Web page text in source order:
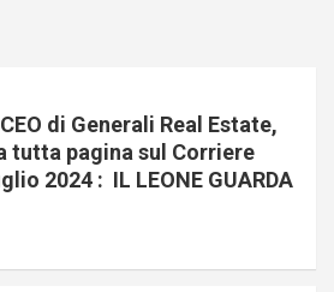
di Generali Real Estate,
tutta pagina sul Corriere
2024 : IL LEONE GUARDA